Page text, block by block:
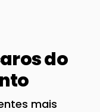
do
mais